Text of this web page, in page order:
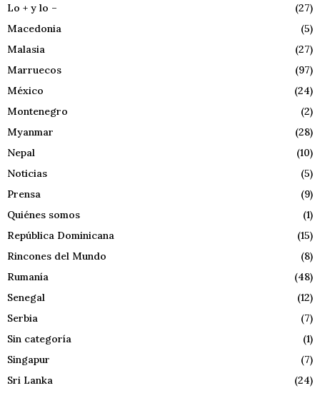
Lo + y lo –
(27)
Macedonia
(5)
Malasia
(27)
Marruecos
(97)
México
(24)
Montenegro
(2)
Myanmar
(28)
Nepal
(10)
Noticias
(5)
Prensa
(9)
Quiénes somos
(1)
República Dominicana
(15)
Rincones del Mundo
(8)
Rumanía
(48)
Senegal
(12)
Serbia
(7)
Sin categoría
(1)
Singapur
(7)
Sri Lanka
(24)